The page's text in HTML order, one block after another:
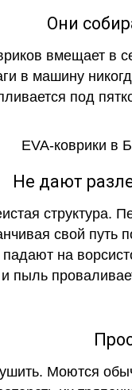
Они
вмещает в
в машину
под
Не дают
структура.
свой
на
пыль
Моются